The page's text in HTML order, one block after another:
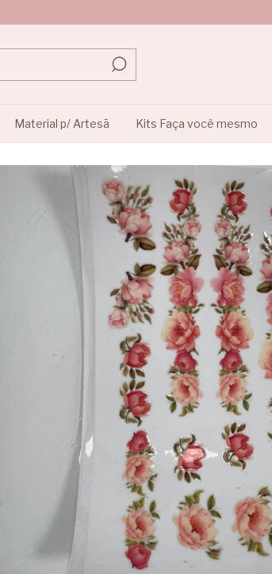
Material p/ Artesã Kits Faça você mesmo